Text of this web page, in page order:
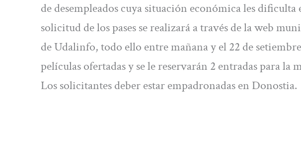
de desempleados cuya situación económica les dificulta
solicitud de los pases se realizará a través de la web
de Udalinfo, todo ello entre mañana y el 22 de
películas ofertadas y se le reservarán 2 entradas para la
Los solicitantes deber estar empadronadas en Donostia.